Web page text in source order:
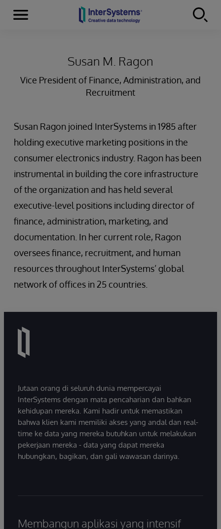
Skip to content
Menu
Susan M. Ragon
Vice President of Finance, Administration, and
Recruitment
Susan Ragon joined InterSystems in 1985 after
holding executive marketing positions in the
consumer electronics industry. Ragon has been
instrumental in building the core infrastructure
of the organization and has held several
executive-level positions including director of
finance, administration, marketing, and
documentation. In her current role, Ragon
oversees finance, recruitment, and human
resources throughout InterSystems’ global
network of offices in 25 countries.
Jutaan orang di seluruh dunia mempercayai
InterSystems dengan mata pencaharian dan bahkan
kehidupan mereka. Kami hadir untuk memastikan
bahwa klien kami memiliki akses yang andal dan real-
time ke data yang mereka butuhkan untuk melakukan
pekerjaan mereka - data yang dapat mereka
hubungkan, bagikan, dan gali wawasan darinya.
Membangun aplikasi yang intensif